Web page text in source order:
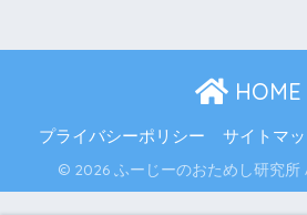
HOME
プライバシーポリシー サイトマ
© 2026 ふーじーのおためし研究所